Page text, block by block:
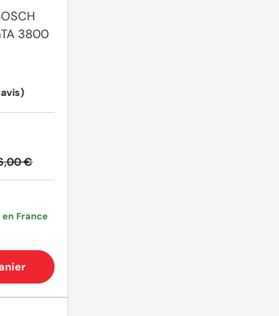
3800
€
France